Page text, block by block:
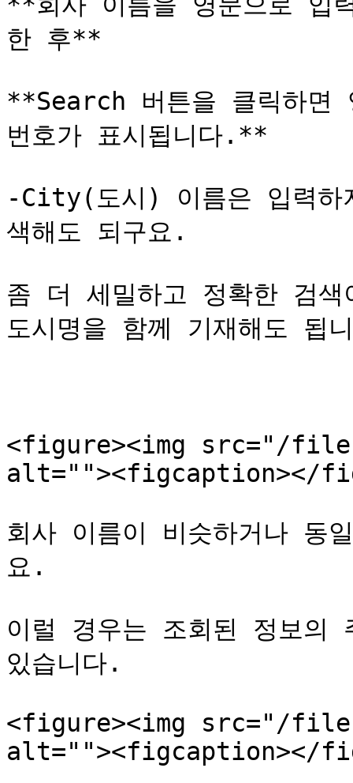
한 후**
**Search 버튼을 클릭하면
번호가 표시됩니다.**
-City(도시) 이름은 입력하
색해도 되구요.
좀 더 세밀하고 정확한 검
도시명을 함께 기재해도 됩
<figure><img src="/files/
alt=""><figcaption></
회사 이름이 비슷하거나 동
요.
이럴 경우는 조회된 정보의
있습니다.
<figure><img src="/
alt=""><figcaption></